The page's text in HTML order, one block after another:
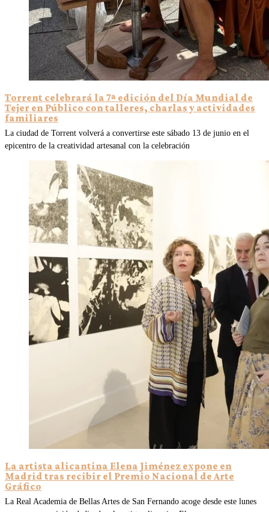
Torrent celebrará la 7ª edición del Día Mundial de
Tejer en Público con talleres, charlas y actividades
familiares
La ciudad de Torrent volverá a convertirse este sábado 13 de junio en el
epicentro de la creatividad artesanal con la celebración
La artista alicantina Elena Jiménez expone en
Madrid tras recibir el Premio Nacional de Arte
Gráfico
La Real Academia de Bellas Artes de San Fernando acoge desde este lunes